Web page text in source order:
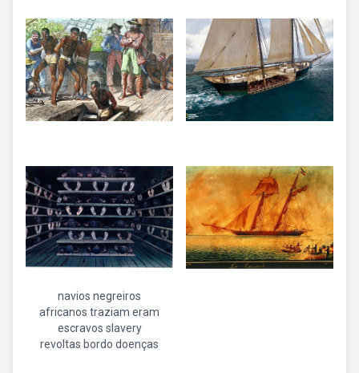
navios negreiros
africanos traziam eram
escravos slavery
revoltas bordo doenças